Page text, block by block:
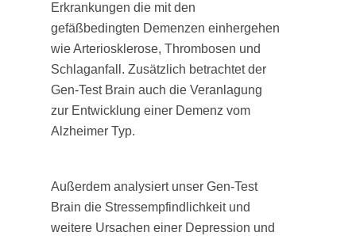
Erkrankungen die mit den
gefäßbedingten Demenzen einhergehen
wie Arteriosklerose, Thrombosen und
Schlaganfall. Zusätzlich betrachtet der
Gen-Test Brain auch die Veranlagung
zur Entwicklung einer Demenz vom
Alzheimer Typ.
Außerdem analysiert unser Gen-Test
Brain die Stressempfindlichkeit und
weitere Ursachen einer Depression und